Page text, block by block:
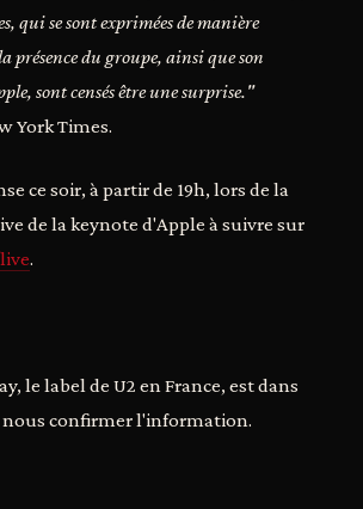
qui se sont exprimées de manière
présence du groupe, ainsi que son
sont censés être une surprise."
York Times.
ce soir, à partir de 19h, lors de la
de la keynote d'Apple à suivre sur
.
le label de U2 en France, est dans
confirmer l'information.